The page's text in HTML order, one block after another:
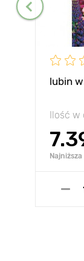
lubin
Ilość w